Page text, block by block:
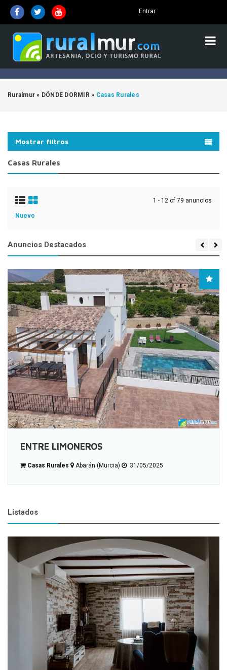
Entrar
Ruralmur » DÓNDE DORMIR » Casas Rurales
Mostrar filtros
Casas Rurales
1 - 12 of 79 anuncios
Nuevo
Anuncios Destacados
CASAS RURALES LA CARABA
Casas Rurales Moratalla (Murcia) 10/02/2025
Listados